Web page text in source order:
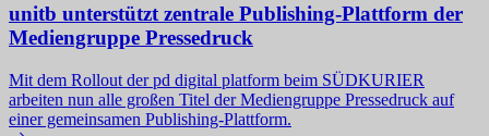
unitb unterstützt zentrale Publishing-Plattform der
Mediengruppe Pressedruck
Mit dem Rollout der pd digital platform beim SÜDKURIER
arbeiten nun alle großen Titel der Mediengruppe Pressedruck auf
einer gemeinsamen Publishing-Plattform.